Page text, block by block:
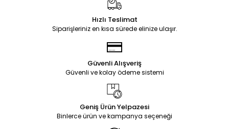
Hızlı Teslimat
Siparişleriniz en kısa sürede elinize ulaşır.
Güvenli Alışveriş
Güvenli ve kolay ödeme sistemi
Geniş Ürün Yelpazesi
Binlerce ürün ve kampanya seçeneği